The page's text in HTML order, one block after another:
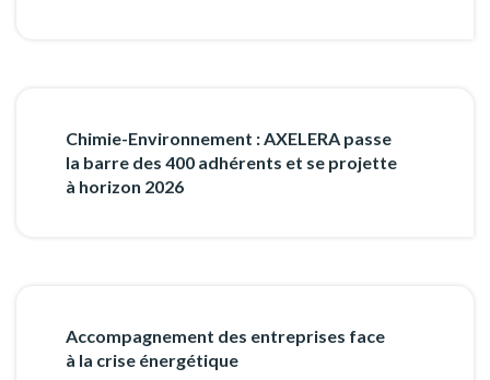
Chimie-Environnement : AXELERA passe
la barre des 400 adhérents et se projette
à horizon 2026
Accompagnement des entreprises face
à la crise énergétique